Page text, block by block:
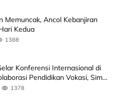
Memuncak, Ancol Kebanjiran
Kedua
1388
Konferensi Internasional di
Pendidikan Vokasi, Simak
1378